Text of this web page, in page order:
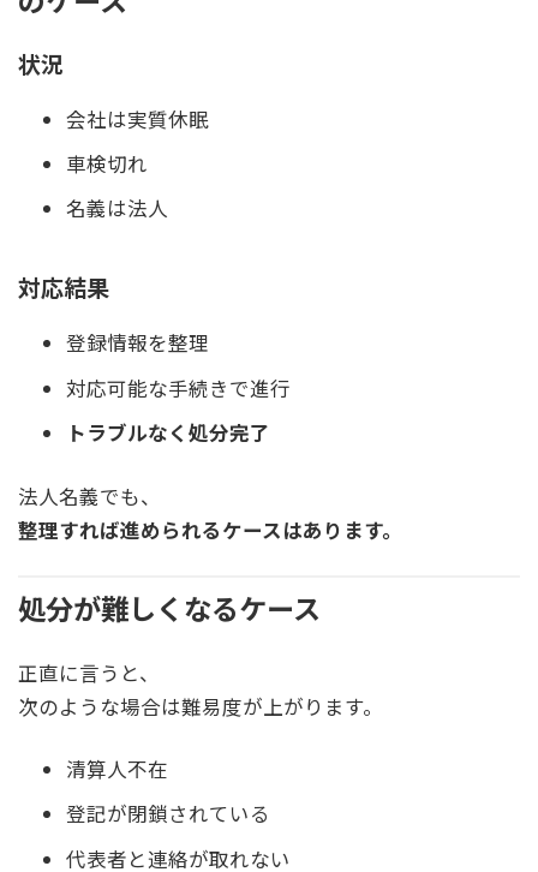
状況
会社は実質休眠
車検切れ
名義は法人
対応結果
登録情報を整理
対応可能な手続きで進行
トラブルなく処分完了
法人名義でも、
整理すれば進められるケースはあります。
処分が難しくなるケース
正直に言うと、
次のような場合は難易度が上がります。
清算人不在
登記が閉鎖されている
代表者と連絡が取れない